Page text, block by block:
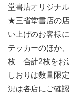
堂書店オリジナ
★三省堂書店の
い上げのお客様
テッカーのほか
枚 合計2枚をお
しおりは数量限
況は各店にご確認